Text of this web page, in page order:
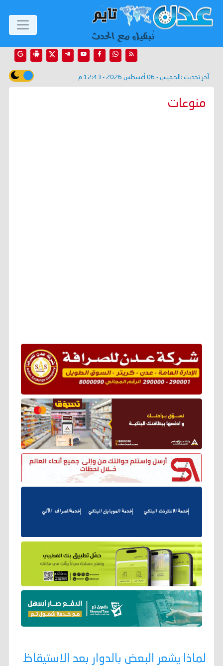
آخر تحديث : الخميس - 06 أغسطس 2026 - 12:43 م
منوعات
لماذا يشعر البعض بالدوار بعد الاستيقاظ